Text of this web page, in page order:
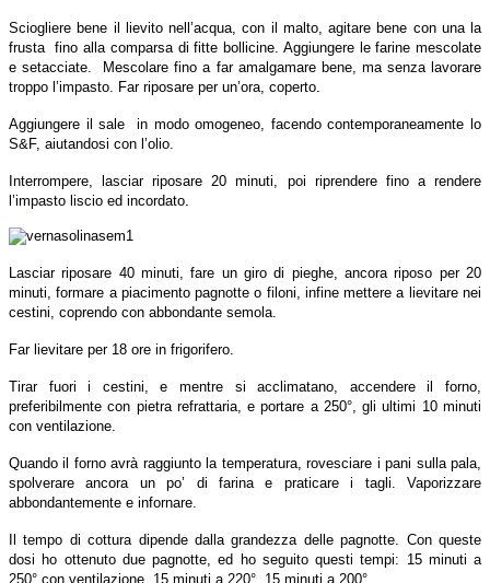
Sciogliere bene il lievito nell’acqua, con il malto, agitare bene con una la
frusta fino alla comparsa di fitte bollicine. Aggiungere le farine mescolate
e setacciate. Mescolare fino a far amalgamare bene, ma senza lavorare
troppo l’impasto. Far riposare per un’ora, coperto.
Aggiungere il sale in modo omogeneo, facendo contemporaneamente lo
S&F, aiutandosi con l’olio.
Interrompere, lasciar riposare 20 minuti, poi riprendere fino a rendere
l’impasto liscio ed incordato.
Lasciar riposare 40 minuti, fare un giro di pieghe, ancora riposo per 20
minuti, formare a piacimento pagnotte o filoni, infine mettere a lievitare nei
cestini, coprendo con abbondante semola.
Far lievitare per 18 ore in frigorifero.
Tirar fuori i cestini, e mentre si acclimatano, accendere il forno,
preferibilmente con pietra refrattaria, e portare a 250°, gli ultimi 10 minuti
con ventilazione.
Quando il forno avrà raggiunto la temperatura, rovesciare i pani sulla pala,
spolverare ancora un po’ di farina e praticare i tagli. Vaporizzare
abbondantemente e infornare.
Il tempo di cottura dipende dalla grandezza delle pagnotte. Con queste
dosi ho ottenuto due pagnotte, ed ho seguito questi tempi: 15 minuti a
250° con ventilazione, 15 minuti a 220°, 15 minuti a 200°.